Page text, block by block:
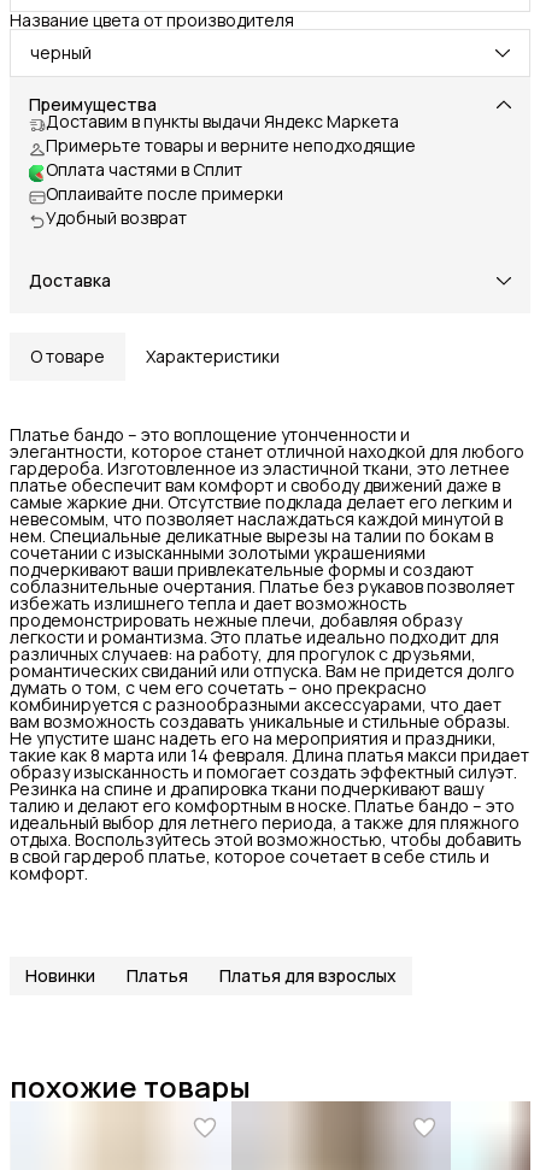
Название цвета от производителя
черный
Преимущества
Доставим в пункты выдачи Яндекс Маркета
Примерьте товары и верните неподходящие
Оплата частями в Сплит
Оплаивайте после примерки
Удобный возврат
Доставка
О товаре Характеристики
Платье бандо – это воплощение утонченности и
элегантности, которое станет отличной находкой для любого
гардероба. Изготовленное из эластичной ткани, это летнее
платье обеспечит вам комфорт и свободу движений даже в
самые жаркие дни. Отсутствие подклада делает его легким и
невесомым, что позволяет наслаждаться каждой минутой в
нем. Специальные деликатные вырезы на талии по бокам в
сочетании с изысканными золотыми украшениями
подчеркивают ваши привлекательные формы и создают
соблазнительные очертания. Платье без рукавов позволяет
избежать излишнего тепла и дает возможность
продемонстрировать нежные плечи, добавляя образу
легкости и романтизма. Это платье идеально подходит для
различных случаев: на работу, для прогулок с друзьями,
романтических свиданий или отпуска. Вам не придется долго
думать о том, с чем его сочетать – оно прекрасно
комбинируется с разнообразными аксессуарами, что дает
вам возможность создавать уникальные и стильные образы.
Не упустите шанс надеть его на мероприятия и праздники,
такие как 8 марта или 14 февраля. Длина платья макси придает
образу изысканность и помогает создать эффектный силуэт.
Резинка на спине и драпировка ткани подчеркивают вашу
талию и делают его комфортным в носке. Платье бандо – это
идеальный выбор для летнего периода, а также для пляжного
отдыха. Воспользуйтесь этой возможностью, чтобы добавить
в свой гардероб платье, которое сочетает в себе стиль и
комфорт.
Новинки Платья Платья для взрослых
похожие товары